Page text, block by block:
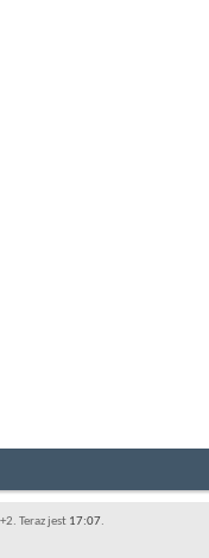
Teraz jest 17:07.